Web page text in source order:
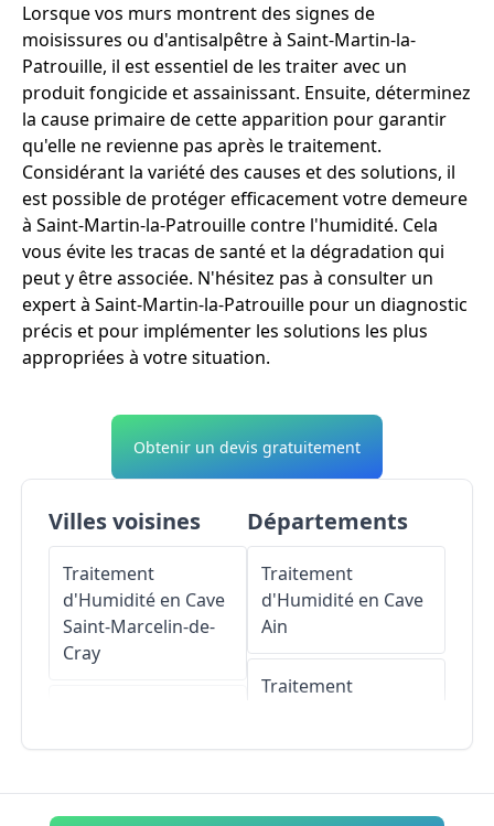
Lorsque vos murs montrent des signes de
moisissures ou d'antisalpêtre à Saint-Martin-la-
Patrouille, il est essentiel de les traiter avec un
produit fongicide et assainissant. Ensuite, déterminez
la cause primaire de cette apparition pour garantir
qu'elle ne revienne pas après le traitement.
Considérant la variété des causes et des solutions, il
est possible de protéger efficacement votre demeure
à Saint-Martin-la-Patrouille contre l'humidité. Cela
vous évite les tracas de santé et la dégradation qui
peut y être associée. N'hésitez pas à consulter un
expert à Saint-Martin-la-Patrouille pour un diagnostic
précis et pour implémenter les solutions les plus
appropriées à votre situation.
Obtenir un devis gratuitement
Villes voisines
Traitement
d'Humidité en Cave
Saint-Marcelin-de-
Cray
Départements
Traitement
d'Humidité en Cave
Ain
Traitement
Traitement